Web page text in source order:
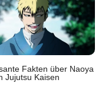
Fakten über Naoya
Jujutsu Kaisen